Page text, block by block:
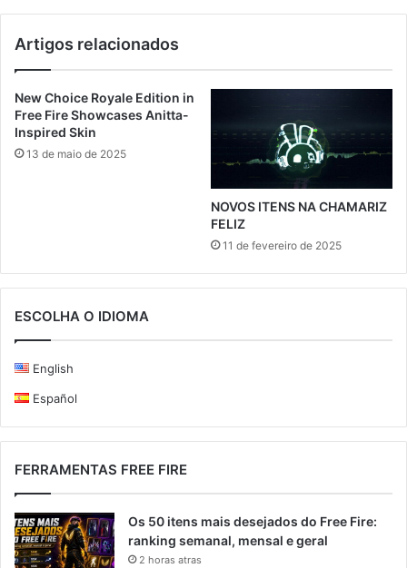
Artigos relacionados
New Choice Royale Edition in
Free Fire Showcases Anitta-
Inspired Skin
13 de maio de 2025
NOVOS ITENS NA CHAMARIZ
FELIZ
11 de fevereiro de 2025
ESCOLHA O IDIOMA
English
Español
FERRAMENTAS FREE FIRE
Os 50 itens mais desejados do Free Fire:
ranking semanal, mensal e geral
2 horas atras